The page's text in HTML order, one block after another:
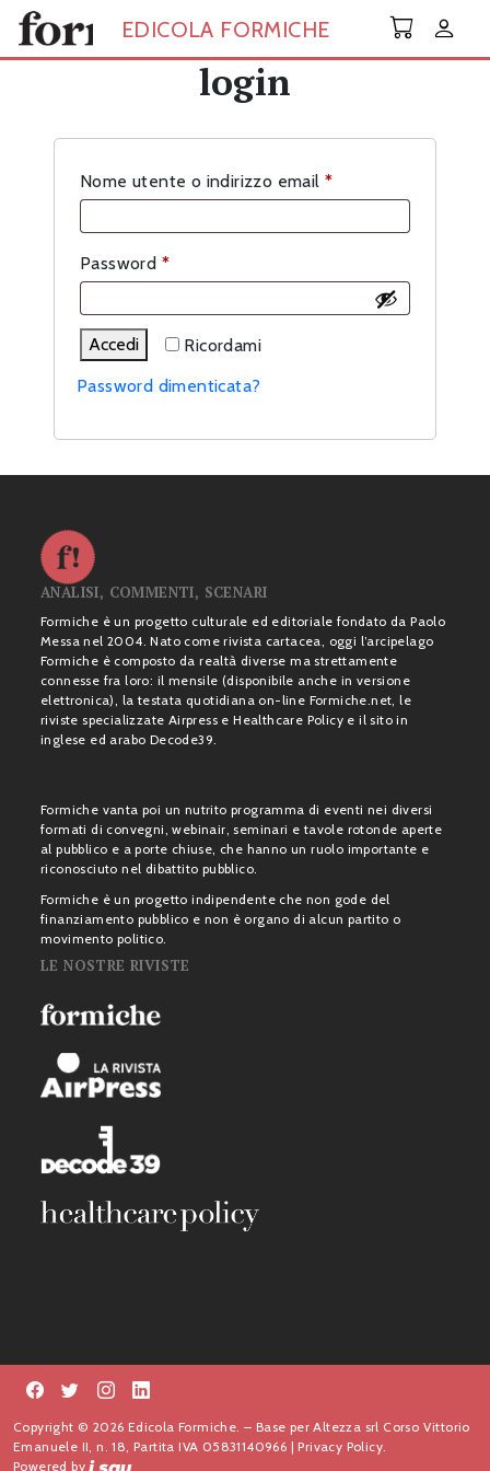
Skip to main content
EDICOLA FORMICHE
login
Nome utente o indirizzo email *Richiesto
Password *Richiesto
Ricordami
Accedi
Password dimenticata?
ANALISI, COMMENTI, SCENARI
Formiche è un progetto culturale ed editoriale fondato da Paolo
Messa nel 2004. Nato come rivista cartacea, oggi l’arcipelago
Formiche è composto da realtà diverse ma strettamente
connesse fra loro: il mensile (disponibile anche in versione
elettronica), la testata quotidiana on-line Formiche.net, le
riviste specializzate Airpress e Healthcare Policy e il sito in
inglese ed arabo Decode39.
Formiche vanta poi un nutrito programma di eventi nei diversi
formati di convegni, webinair, seminari e tavole rotonde aperte
al pubblico e a porte chiuse, che hanno un ruolo importante e
riconosciuto nel dibattito pubblico.
Formiche è un progetto indipendente che non gode del
finanziamento pubblico e non è organo di alcun partito o
movimento politico.
LE NOSTRE RIVISTE
Copyright © 2026 Edicola Formiche. – Base per Altezza srl Corso Vittorio
Emanuele II, n. 18, Partita IVA 05831140966 |Privacy Policy.
Powered by